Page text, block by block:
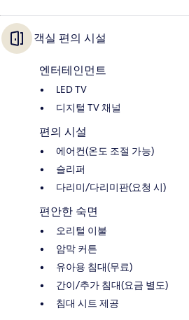
객실 편의 시설
엔터테인먼트
LED TV
디지털 TV 채널
편의 시설
에어컨(온도 조절 가능)
슬리퍼
다리미/다리미판(요청 시)
편안한 숙면
오리털 이불
암막 커튼
유아용 침대(무료)
간이/추가 침대(요금 별도)
침대 시트 제공